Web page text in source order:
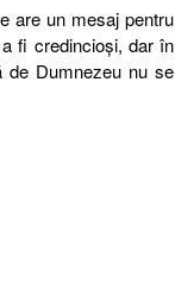
are un mesaj pentru
fi credincioşi, dar în
de Dumnezeu nu se